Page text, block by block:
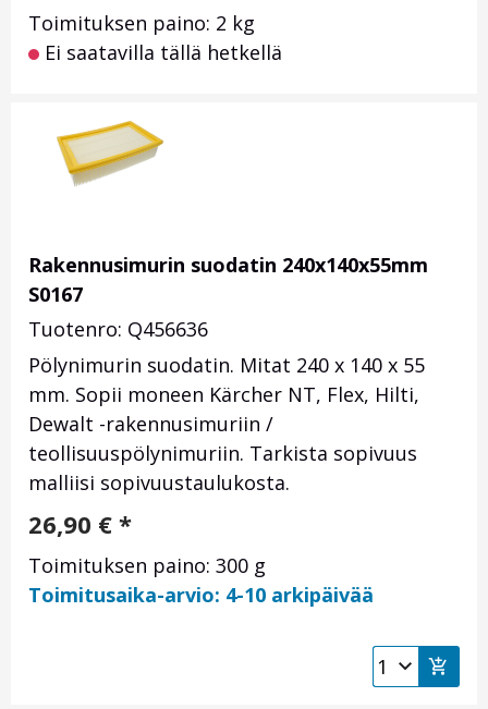
Toimituksen paino: 2 kg
Ei saatavilla tällä hetkellä
Rakennusimurin suodatin 240x140x55mm
S0167
Tuotenro: Q456636
Pölynimurin suodatin. Mitat 240 x 140 x 55
mm. Sopii moneen Kärcher NT, Flex, Hilti,
Dewalt -rakennusimuriin /
teollisuuspölynimuriin. Tarkista sopivuus
malliisi sopivuustaulukosta.
26,90 € *
Toimituksen paino: 300 g
Toimitusaika-arvio: 4-10 arkipäivää